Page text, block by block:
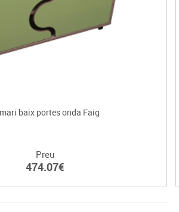
baix portes onda Faig
Preu
474.07€